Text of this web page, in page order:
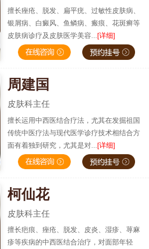
擅长痤疮、脱发、扁平疣、过敏性皮肤病、
银屑病、白癜风、鱼鳞病、瘢痕、花斑癣等
皮肤病诊疗及皮肤医学美容... [详细]
周建国
皮肤科主任
擅长运用中西医结合疗法，尤其在发掘祖国
传统中医疗法与现代医学诊疗技术相结合方
面有着独到研究，尤其是对... [详细]
柯仙花
皮肤科主任
擅长疤痕、痤疮、脱发、皮炎、湿疹、荨麻
疹等疾病的中西医结合治疗，对面部年轻